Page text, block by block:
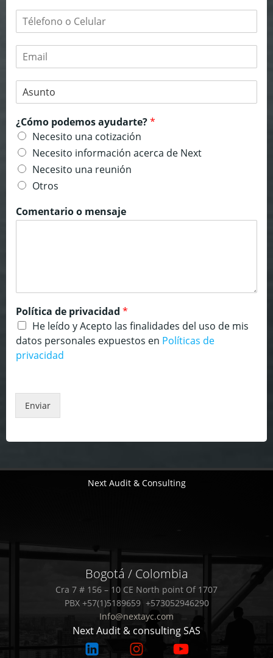
¿Cómo podemos ayudarte?*
Necesito una cotización
Necesito información acerca de Next
Necesito una reunión
Otros
Comentario o mensaje
Política de privacidad *
He leído y Acepto las finalidades del uso de mis
datos personales expuestos en Políticas de
privacidad
Enviar
Next Audit & Consulting
Bogotá / Colombia
Cra 7 # 156 – 10 CE North point Of 1707
PBX +57(1)5189659 +573052946290
Info@nextayc.com
Next Audit & consulting SAS